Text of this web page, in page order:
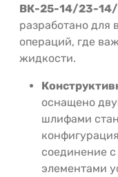
ВК-25-14/23-
разработано для
операций, где
жидкости.
оснащено
шлифами
соединение
элементами